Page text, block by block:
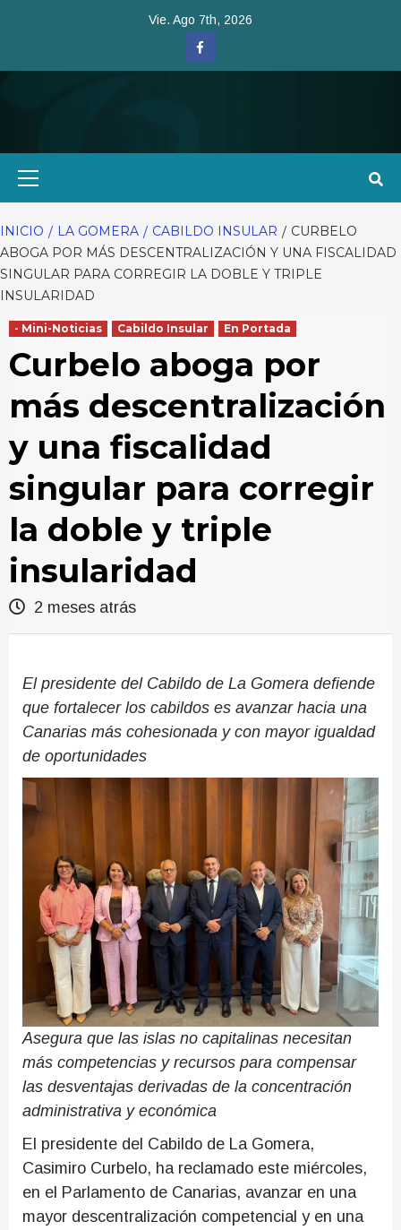
Vie. Ago 7th, 2026
Facebook
INICIO LA GOMERA CABILDO INSULAR
CURBELO
ABOGA POR MÁS DESCENTRALIZACIÓN Y UNA FISCALIDAD
SINGULAR PARA CORREGIR LA DOBLE Y TRIPLE
INSULARIDAD
- Mini-Noticias Cabildo Insular En Portada
Curbelo aboga por
más descentralización
y una fiscalidad
singular para corregir
la doble y triple
insularidad
2 meses atrás
El presidente del Cabildo de La Gomera defiende
que fortalecer los cabildos es avanzar hacia una
Canarias más cohesionada y con mayor igualdad
de oportunidades
Asegura que las islas no capitalinas necesitan
más competencias y recursos para compensar
las desventajas derivadas de la concentración
administrativa y económica
El presidente del Cabildo de La Gomera,
Casimiro Curbelo, ha reclamado este miércoles,
en el Parlamento de Canarias, avanzar en una
mayor descentralización competencial y en una